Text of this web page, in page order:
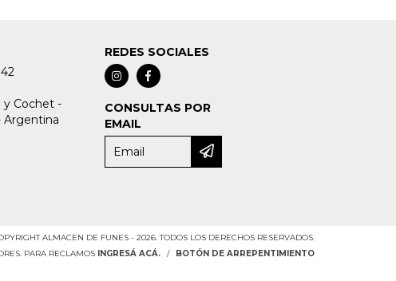
y Cochet -
Argentina
REDES SOCIALES
CONSULTAS POR
EMAIL
ALMACEN DE FUNES - 2026. TODOS LOS DERECHOS RESERVADOS.
PARA RECLAMOS INGRESÁ ACÁ. / BOTÓN DE ARREPENTIMIENTO